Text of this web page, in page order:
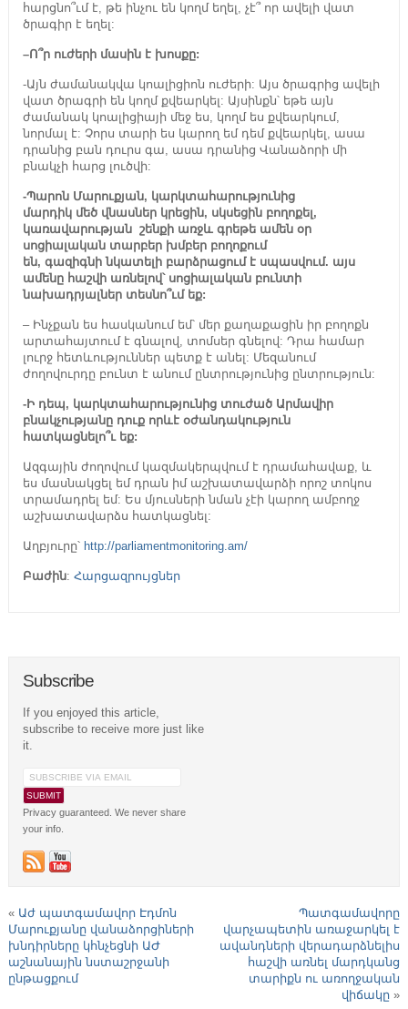
հարցնո՞ւմ է, թե ինչու են կողմ եղել, չէ՞ որ ավելի վատ
ծրագիր է եղել:
–Ո՞ր ուժերի մասին է խոսքը:
-Այն ժամանակվա կոալիցիոն ուժերի: Այս ծրագրից ավելի
վատ ծրագրի են կողմ քվեարկել: Այսինքն՝ եթե այն
ժամանակ կոալիցիայի մեջ ես, կողմ ես քվեարկում,
նորմալ է: Չորս տարի ես կարող եմ դեմ քվեարկել, ասա
դրանից բան դուրս գա, ասա դրանից Վանաձորի մի
բնակչի հարց լուծվի:
-Պարոն Մարուքյան, կարկտահարությունից
մարդիկ մեծ վնասներ կրեցին, սկսեցին բողոքել,
կառավարության շենքի առջև գրեթե ամեն օր
սոցիալական տարբեր խմբեր բողոքում
են, գազիգնի նկատելի բարձրացում է սպասվում. այս
ամենը հաշվի առնելով՝ սոցիալական բունտի
նախադրյալներ տեսնո՞ւմ եք:
– Ինչքան ես հասկանում եմ՝ մեր քաղաքացին իր բողոքն
արտահայտում է գնալով, տոմսեր գնելով: Դրա համար
լուրջ հետևություններ պետք է անել: Մեզանում
ժողովուրդը բունտ է անում ընտրությունից ընտրություն:
-Ի դեպ, կարկտահարությունից տուժած Արմավիր
բնակչությանը դուք որևէ օժանդակություն
հատկացնելո՞ւ եք:
Ազգային ժողովում կազմակերպվում է դրամահավաք, և
ես մասնակցել եմ դրան իմ աշխատավարձի որոշ տոկոս
տրամադրել եմ: Ես մյուսների նման չէի կարող ամբողջ
աշխատավարձս հատկացնել:
Աղբյուրը՝ http://parliamentmonitoring.am/
Բաժին: Հարցազրույցներ
Subscribe
If you enjoyed this article,
subscribe to receive more just like
it.
Privacy guaranteed. We never share
your info.
« Աժ պատգամավոր Էդմոն
Մարուքյանը վանաձորցիների
խնդիրները կհնչեցնի ԱԺ
աշնանային նստաշրջանի
ընթացքում
Պատգամավորը
վարչապետին առաջարկել է
ավանդների վերադարձնելիս
հաշվի առնել մարդկանց
տարիքն ու առողջական
վիճակը »